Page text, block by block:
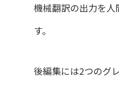
機械翻訳の出力を
す。
後編集には2つのグ